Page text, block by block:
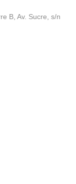
B, Av. Sucre, s/n